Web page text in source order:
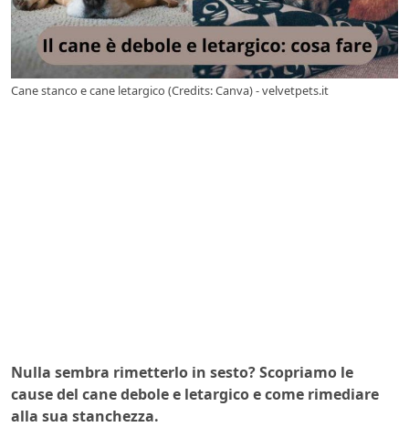
Cane stanco e cane letargico (Credits: Canva) - velvetpets.it
Nulla sembra rimetterlo in sesto? Scopriamo le
cause del cane debole e letargico e come rimediare
alla sua stanchezza.